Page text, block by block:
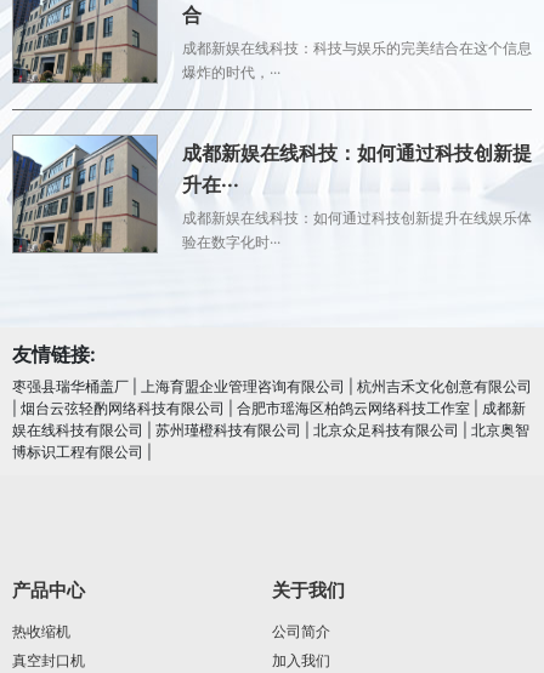
合
成都新娱在线科技：科技与娱乐的完美结合在这个信息
爆炸的时代，···
成都新娱在线科技：如何通过科技创新提
升在···
成都新娱在线科技：如何通过科技创新提升在线娱乐体
验在数字化时···
友情链接:
枣强县瑞华桶盖厂 上海育盟企业管理咨询有限公司
杭州吉禾文化创意有限公司
烟台云弦轻酌网络科技有限公司 合肥市瑶海区柏鸽云网络科技工作室
成都新
娱在线科技有限公司
苏州瑾橙科技有限公司 北京众足科技有限公司
北京奥智
博标识工程有限公司
产品中心
热收缩机
真空封口机
关于我们
公司简介
加入我们